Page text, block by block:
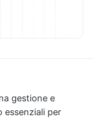
gestione e
essenziali per